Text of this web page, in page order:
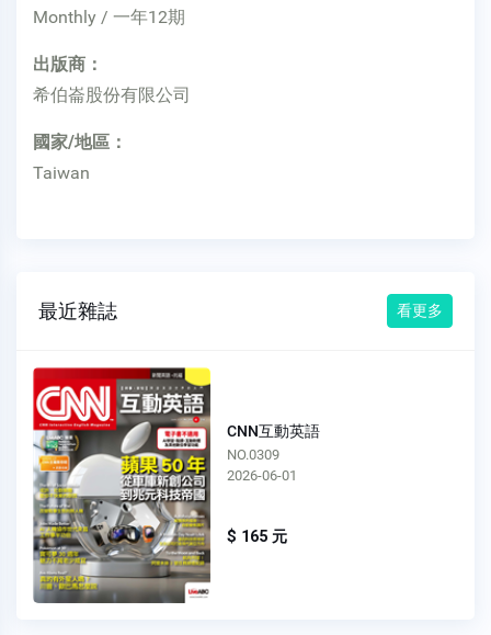
Monthly / 一年12期
出版商：
希伯崙股份有限公司
國家/地區：
Taiwan
最近雜誌 看更多
CNN互動英語
NO.0309
2026-06-01
$ 165 元